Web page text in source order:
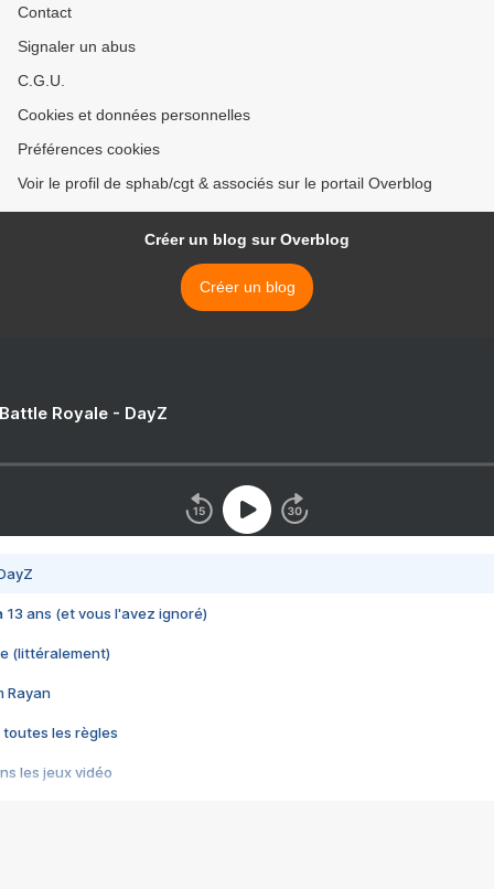
Contact
Signaler un abus
C.G.U.
Cookies et données personnelles
Préférences cookies
Voir le profil de sphab/cgt & associés sur le portail Overblog
Créer un blog sur Overblog
Créer un blog
Royale - DayZ
13 ans (et vous l'avez ignoré)
(littéralement)
Rayan
toutes les règles
les jeux vidéo